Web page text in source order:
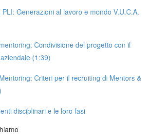
PLI: Generazioni al lavoro e mondo V.U.C.A.
Condivisione del progetto con il
(1:39)
Criteri per il recruiting di Mentors &
disciplinari e le loro fasi